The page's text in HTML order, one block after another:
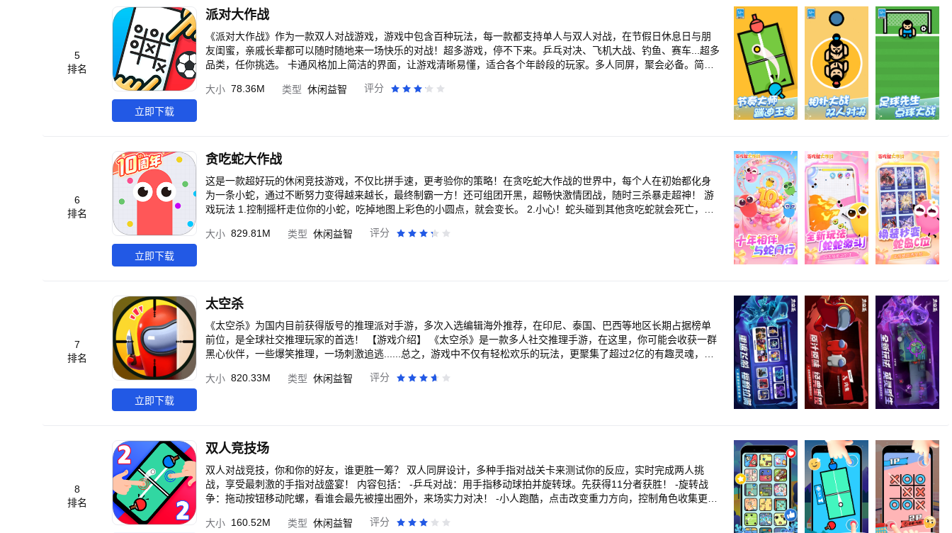
5
排名
立即下载
派对大作战
《派对大作战》作为一款双人对战游戏，游戏中包含百种玩法，每一款都支持单人与双人对战，在节假日休息日与朋
友闺蜜，亲戚长辈都可以随时随地来一场快乐的对战！超多游戏，停不下来。乒乓对决、飞机大战、钓鱼、赛车...超多
品类，任你挑选。 卡通风格加上简洁的界面，让游戏清晰易懂，适合各个年龄段的玩家。多人同屏，聚会必备。简单
大小 78.36M 类型 休闲益智 评分
6
排名
立即下载
贪吃蛇大作战
这是一款超好玩的休闲竞技游戏，不仅比拼手速，更考验你的策略！在贪吃蛇大作战的世界中，每个人在初始都化身
为一条小蛇，通过不断努力变得越来越长，最终制霸一方！还可组团开黑，超畅快激情团战，随时三杀暴走超神！ 游
戏玩法 1.控制摇杆走位你的小蛇，吃掉地图上彩色的小圆点，就会变长。 2.小心！蛇头碰到其他贪吃蛇就会死亡，并
模式or团战模式，和小伙伴们比比谁更长吧！ 游戏特色 【以小搏大，战局随时都会逆袭】 你长你厉害，我短我灵活！
蛇大作战只靠手速？策略也很重要，当然如果你恰好单身又练过手速——完美！ 【这个游戏有毒，根本停不下来】 超
Q超萌画风，一局一局像中毒了一样，根本停不下来，哈哈哈哈哈！ 玩家精彩点评 @我的手指有酒窝 贪吃蛇大作战这
个游戏让我深刻地认识到了什么叫“害人之心不可有防人之心不可无”、“优胜劣汰适者生存”、“强中自有强中手山外有山
人外有人”、“坚持就是胜利”、“人要学会满足”、“谦虚使人进步骄傲使人落后”。 如果你喜欢贪吃蛇大作战，欢迎随时给
我们留下宝贵的意见，推荐给好友一起来玩哦~
大小 829.81M 类型 休闲益智 评分
7
排名
立即下载
太空杀
《太空杀》为国内目前获得版号的推理派对手游，多次入选编辑海外推荐，在印尼、泰国、巴西等地区长期占据榜单
前位，是全球社交推理玩家的首选！ 【游戏介绍】 《太空杀》是一款多人社交推理手游，在这里，你可能会收获一群
黑心伙伴，一些爆笑推理，一场刺激追逃......总之，游戏中不仅有轻松欢乐的玩法，更聚集了超过2亿的有趣灵魂，快
交玩法，在还原经典玩法的基础上，为玩家带来多元化的刺激体验。在这里你将化身为太空人或太空鲨，和数十位玩
最后的胜利者！选择正面硬刚还是苟住吃鸡，由你决定，快来开启惊险刺激的竞技之旅！ 【游戏特色】 1.经典太空杀
玩法，体验升级 合作与背叛，是伙伴还是内鬼，给你原汁原味的太空杀经典体验；还有5v5团队对抗、躲猫猫等玩
法，带来更丰富的游戏乐趣！千万年轻人的全新选择，速来加入！ 2.海量身份，畅享全神乱斗的心跳对决 一款内置超
40个身份的太空杀游戏！除了船员、内鬼、警长三大经典角色，更有小丑、孙悟空、噬魂怪等三大阵营的众多角色等
你来体验！让每一局游戏都充满悬念，充分展现你的推理才能。 3.特色地图&剧本工坊，创造无限可能 太空飞船、深
则，随时随地来一场属于你和好友专属的情景式烧脑派对！ 4.多人社交利器，推理交友两不误 随时随地开启你们的专
大小 820.33M 类型 休闲益智 评分
8
排名
双人竞技场
双人对战竞技，你和你的好友，谁更胜一筹？ 双人同屏设计，多种手指对战关卡来测试你的反应，实时完成两人挑
战，享受最刺激的手指对战盛宴！ 内容包括： -乒乓对战：用手指移动球拍并旋转球。先获得11分者获胜！ -旋转战
争：拖动按钮移动陀螺，看谁会最先被撞出圈外，来场实力对决！ -小人跑酷，点击改变重力方向，控制角色收集更多
车。与你的对手竞争并获得第一名！挑战速度极限，感受赛车的乐趣！ -坦克对决，点击开火，按住按钮前进，摧毁对
大小 160.52M 类型 休闲益智 评分